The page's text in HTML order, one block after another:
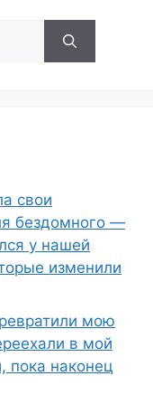
свои
бездомного —
у нашей
изменили
мою
в мой
наконец